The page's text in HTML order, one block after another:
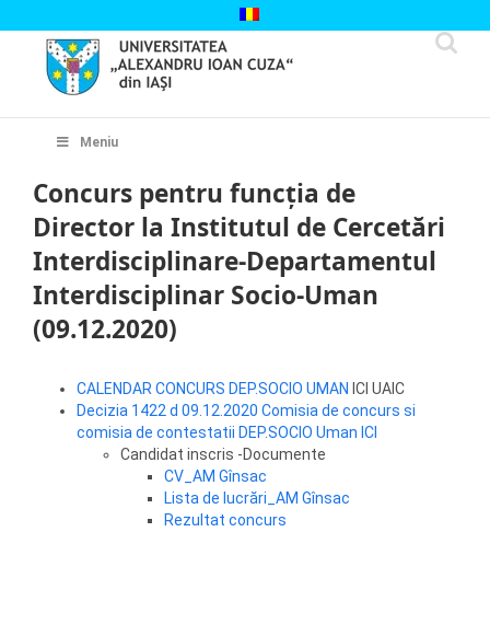
to
content
Meniu
Concurs pentru funcția de
Director la Institutul de Cercetări
Interdisciplinare-Departamentul
Interdisciplinar Socio-Uman
(09.12.2020)
CALENDAR CONCURS DEP.SOCIO UMAN ICI UAIC
Decizia 1422 d 09.12.2020 Comisia de concurs si
comisia de contestatii DEP.SOCIO Uman ICI
Candidat inscris -Documente
CV_AM Gînsac
Lista de lucrări_AM Gînsac
Rezultat concurs